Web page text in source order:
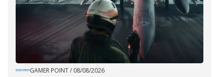
GAMER POINT/ 08/08/2026